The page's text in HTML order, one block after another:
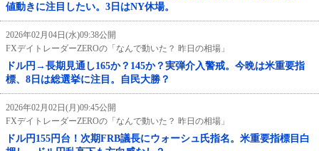
値動きに注目したい。3日はNY休場。
2026年02月04日(水)09:38公開
FXデイトレーダーZEROの「なんで動いた？ 昨日の相場」
ドル円→長期見通し165か？145か？実弾介入警戒。今晩は米重要指
標、8日は総選挙に注目。自民大勝？
2026年02月02日(月)09:45公開
FXデイトレーダーZEROの「なんで動いた？ 昨日の相場」
ドル円155円台！次期FRB議長にウォーシュ氏指名。米重要指標目白